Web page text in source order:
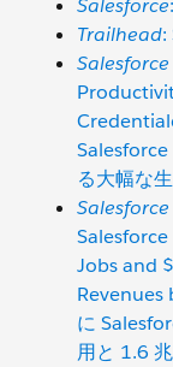
Salesforce
Trailhead:
る大幅な
Jobs and
Revenues
に
用と 1.6